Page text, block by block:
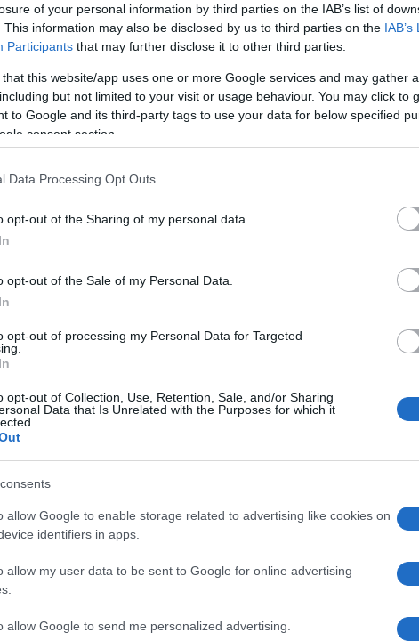
of your personal information by third parties on the IAB’s list of
This information may also be disclosed by us to third parties on the IAB’s
Participants that may further disclose it to other third parties.
that this website/app uses one or more Google services and may gather
but not limited to your visit or usage behaviour. You may click to
to Google and its third-party tags to use your data for below specified
consent section.
Data Processing Opt Outs
opt-out of the Sharing of my personal data.
opt-out of the Sale of my Personal Data.
opt-out of processing my Personal Data for Targeted
opt-out of Collection, Use, Retention, Sale, and/or Sharing
Data that Is Unrelated with the Purposes for which it
allow Google to enable storage related to advertising like cookies on
identifiers in apps.
allow my user data to be sent to Google for online advertising
allow Google to send me personalized advertising.
HYPER-deflacionária focada em DeFi,
ainda mais a demanda e reduzirão o
crescimento em valor por meio de staking, reflexão
em 3.095 no Coinmarketcap e recentemente
este artigo foi escrito.
ao contrário de outras criptomoedas